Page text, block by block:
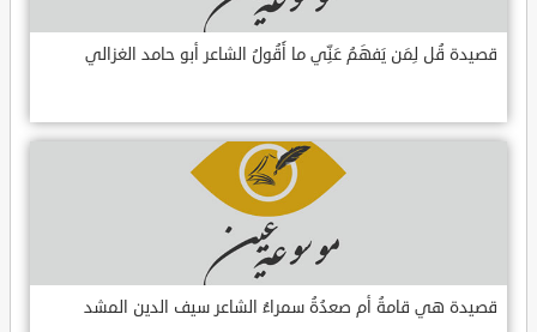
قصيدة قُل لِمَن يَفهَمُ عَنِّي ما أَقُولُ الشاعر أبو حامد الغزالي
قصيدة هي قامةُ أم صعدُةُ سمراءُ الشاعر سيف الدين المشد